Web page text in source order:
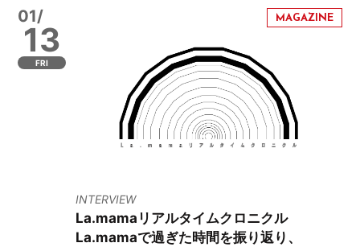
01/
13
FRI
INTERVIEW
La.mamaリアルタイムクロニクル
La.mamaで過ぎた時間を振り返り、